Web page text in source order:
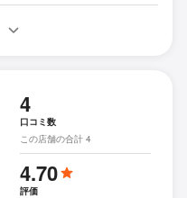
4
口コミ数
この店舗の合計 4
4.70
評価